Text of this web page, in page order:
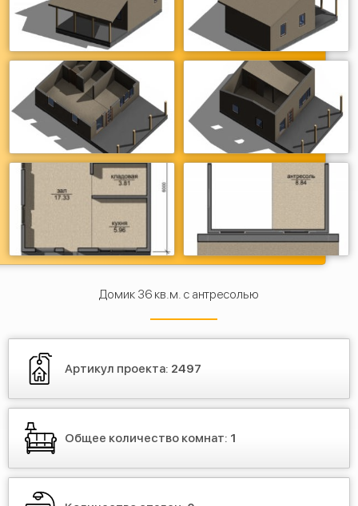
Домик 36 кв.м. с антресолью
Артикул проекта: 2497
Общее количество комнат: 1